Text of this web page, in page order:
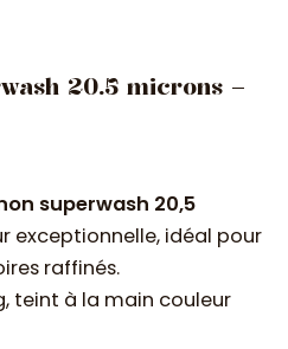
20.5 microns –
superwash 20,5
exceptionnelle, idéal pour
raffinés.
teint à la main couleur